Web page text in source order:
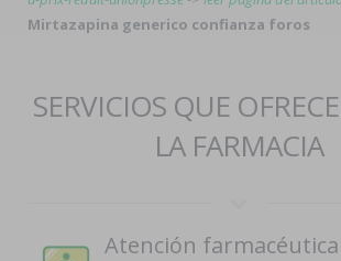
Mirtazapina generico confianza foros
SERVICIOS QUE
LA FARMACIA
Atención farmacéutica